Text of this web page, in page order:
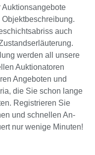
auch
werden all unsere
Auktionatoren
Angeboten und
die Sie schon lange
Registrieren Sie
und schnellen An-
nur wenige Minuten!